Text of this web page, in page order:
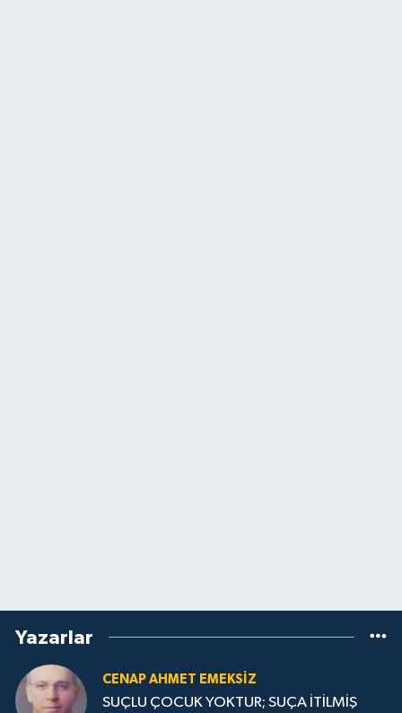
Yazarlar
CENAP AHMET EMEKSİZ
SUÇLU ÇOCUK YOKTUR; SUÇA İTİLMİŞ